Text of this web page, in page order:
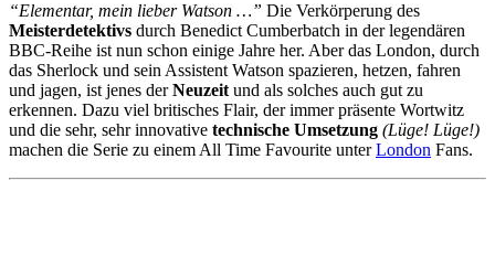
“Elementar, mein lieber Watson …” Die Verkörperung des
Meisterdetektivs durch Benedict Cumberbatch in der legendären
BBC-Reihe ist nun schon einige Jahre her. Aber das London, durch
das Sherlock und sein Assistent Watson spazieren, hetzen, fahren
und jagen, ist jenes derNeuzeit und als solches auch gut zu
erkennen. Dazu viel britisches Flair, der immer präsente Wortwitz
und die sehr, sehr innovative technische Umsetzung (Lüge! Lüge!)
machen die Serie zu einem All Time Favourite unterLondon Fans.